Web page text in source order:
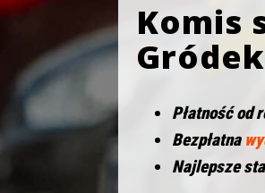
Komis
Gródek
Płatność od
Bezpłatna
Najlepsze